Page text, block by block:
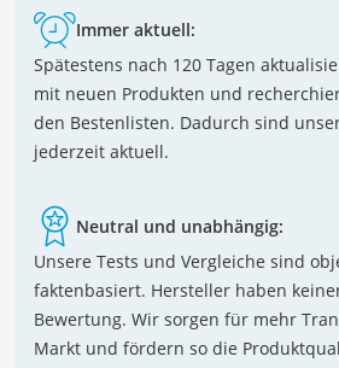
Immer aktuell:
Spätestens nach 120 Tagen
mit neuen Produkten und
den Bestenlisten. Dadurch sind
jederzeit aktuell.
Neutral und unabhängig:
Unsere Tests und Vergleiche sind
faktenbasiert. Hersteller haben
Bewertung. Wir sorgen für mehr
Markt und fördern so die